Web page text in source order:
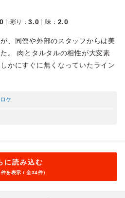
彩り ：3.0 味 ： 2.0
、同僚や外部のスタッフからは美
。 肉とタルタルの相性が大変素
かにすぐに無くなっていたライン
ロケ
に読み込む
件を表示 / 全34件）